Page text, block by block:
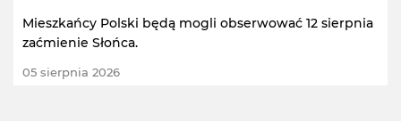
Mieszkańcy Polski będą mogli obserwować 12 sierpnia
zaćmienie Słońca.
05 sierpnia 2026